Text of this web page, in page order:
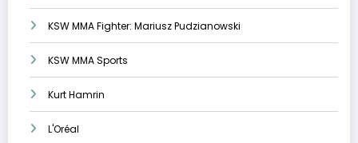
KSW MMA Fighter: Mariusz Pudzianowski
KSW MMA Sports
Kurt Hamrin
L'Oréal